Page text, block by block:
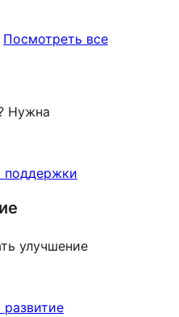
Посмотреть всеотзывы
Нужна
поддержки
улучшение